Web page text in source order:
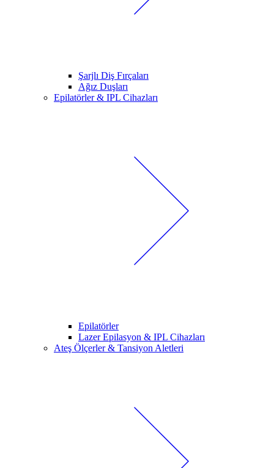
Şarjlı Diş Fırçaları
Ağız Duşları
Epilatörler & IPL Cihazları
Epilatörler
Lazer Epilasyon & IPL Cihazları
Ateş Ölçerler & Tansiyon Aletleri